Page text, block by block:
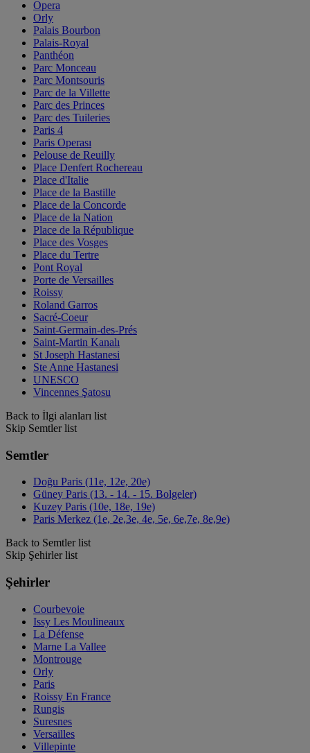
Opera
Orly
Palais Bourbon
Palais-Royal
Panthéon
Parc Monceau
Parc Montsouris
Parc de la Villette
Parc des Princes
Parc des Tuileries
Paris 4
Paris Operası
Pelouse de Reuilly
Place Denfert Rochereau
Place d'Italie
Place de la Bastille
Place de la Concorde
Place de la Nation
Place de la République
Place des Vosges
Place du Tertre
Pont Royal
Porte de Versailles
Roissy
Roland Garros
Sacré-Coeur
Saint-Germain-des-Prés
Saint-Martin Kanalı
St Joseph Hastanesi
Ste Anne Hastanesi
UNESCO
Vincennes Şatosu
Back to İlgi alanları list
Skip Semtler list
Semtler
Doğu Paris (11e, 12e, 20e)
Güney Paris (13. - 14. - 15. Bolgeler)
Kuzey Paris (10e, 18e, 19e)
Paris Merkez (1e, 2e,3e, 4e, 5e, 6e,7e, 8e,9e)
Back to Semtler list
Skip Şehirler list
Şehirler
Courbevoie
Issy Les Moulineaux
La Défense
Marne La Vallee
Montrouge
Orly
Paris
Roissy En France
Rungis
Suresnes
Versailles
Villepinte